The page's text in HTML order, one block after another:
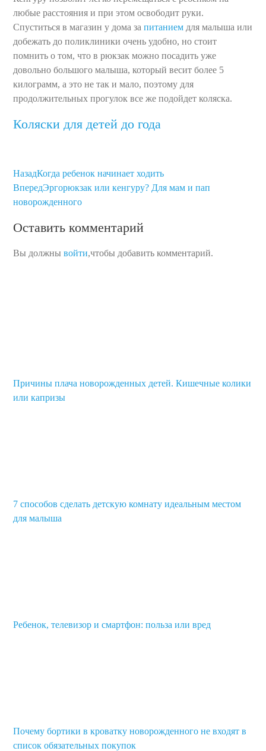
любые расстояния и при этом освободит руки.
Спуститься в магазин у дома запитанием для малыша или
добежать до поликлиники очень удобно, но стоит
помнить о том, что в рюкзак можно посадить уже
довольно большого малыша, который весит более 5
килограмм, а это не так и мало, поэтому для
продолжительных прогулок все же подойдет коляска.
Коляски для детей до года
НазадКогда ребенок начинает ходить
ВпередЭргорюкзак или кенгуру? Для мам и пап
новорожденного
Оставить комментарий
Вы должнывойти,чтобы добавить комментарий.
Причины плача новорожденных детей. Кишечные колики
или капризы
7 способов сделать детскую комнату идеальным местом
для малыша
Ребенок, телевизор и смартфон: польза или вред
Почему бортики в кроватку новорожденного не входят в
список обязательных покупок